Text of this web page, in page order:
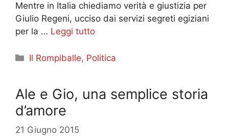
Mentre in Italia chiediamo verità e giustizia per
Giulio Regeni, ucciso dai servizi segreti egiziani
per la … Leggi tutto
Categorie
Il Rompiballe, Politica
Ale e Gio, una semplice storia
d’amore
21 Giugno 2015